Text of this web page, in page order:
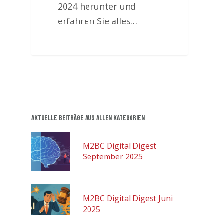
2024 herunter und
erfahren Sie alles…
Aktuelle Beiträge aus allen Kategorien
M2BC Digital Digest
September 2025
M2BC Digital Digest Juni
2025